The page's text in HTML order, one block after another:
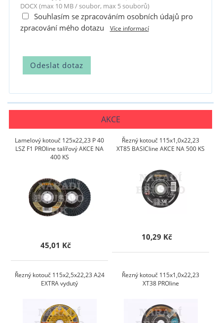
DOCX (max 10 MB / soubor, max 5 souborů)
Souhlasím se zpracováním osobních údajů pro
zpracování mého dotazu
Více informací
AKCE
Lamelový kotouč 125x22,23 P 40
LSZ F1 PROline talířový AKCE NA
400 KS
45,01 Kč
Řezný kotouč 115x1,0x22,23
XT85 BASICline AKCE NA 500 KS
10,29 Kč
Řezný kotouč 115x2,5x22,23 A24
EXTRA vydutý
Řezný kotouč 115x1,0x22,23
XT38 PROline